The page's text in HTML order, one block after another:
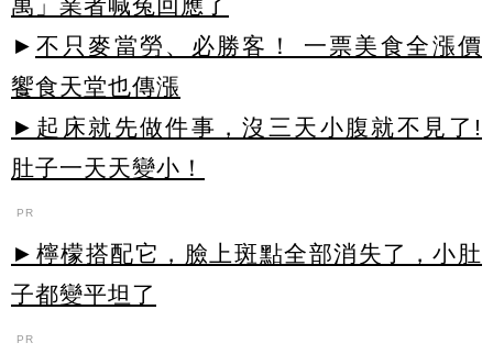
► 不只麥當勞、必勝客！ 一票美食全漲價
饗食天堂也傳漲
►起床就先做件事，沒三天小腹就不見了!
肚子一天天變小！
PR
►檸檬搭配它，臉上斑點全部消失了，小肚
子都變平坦了
PR